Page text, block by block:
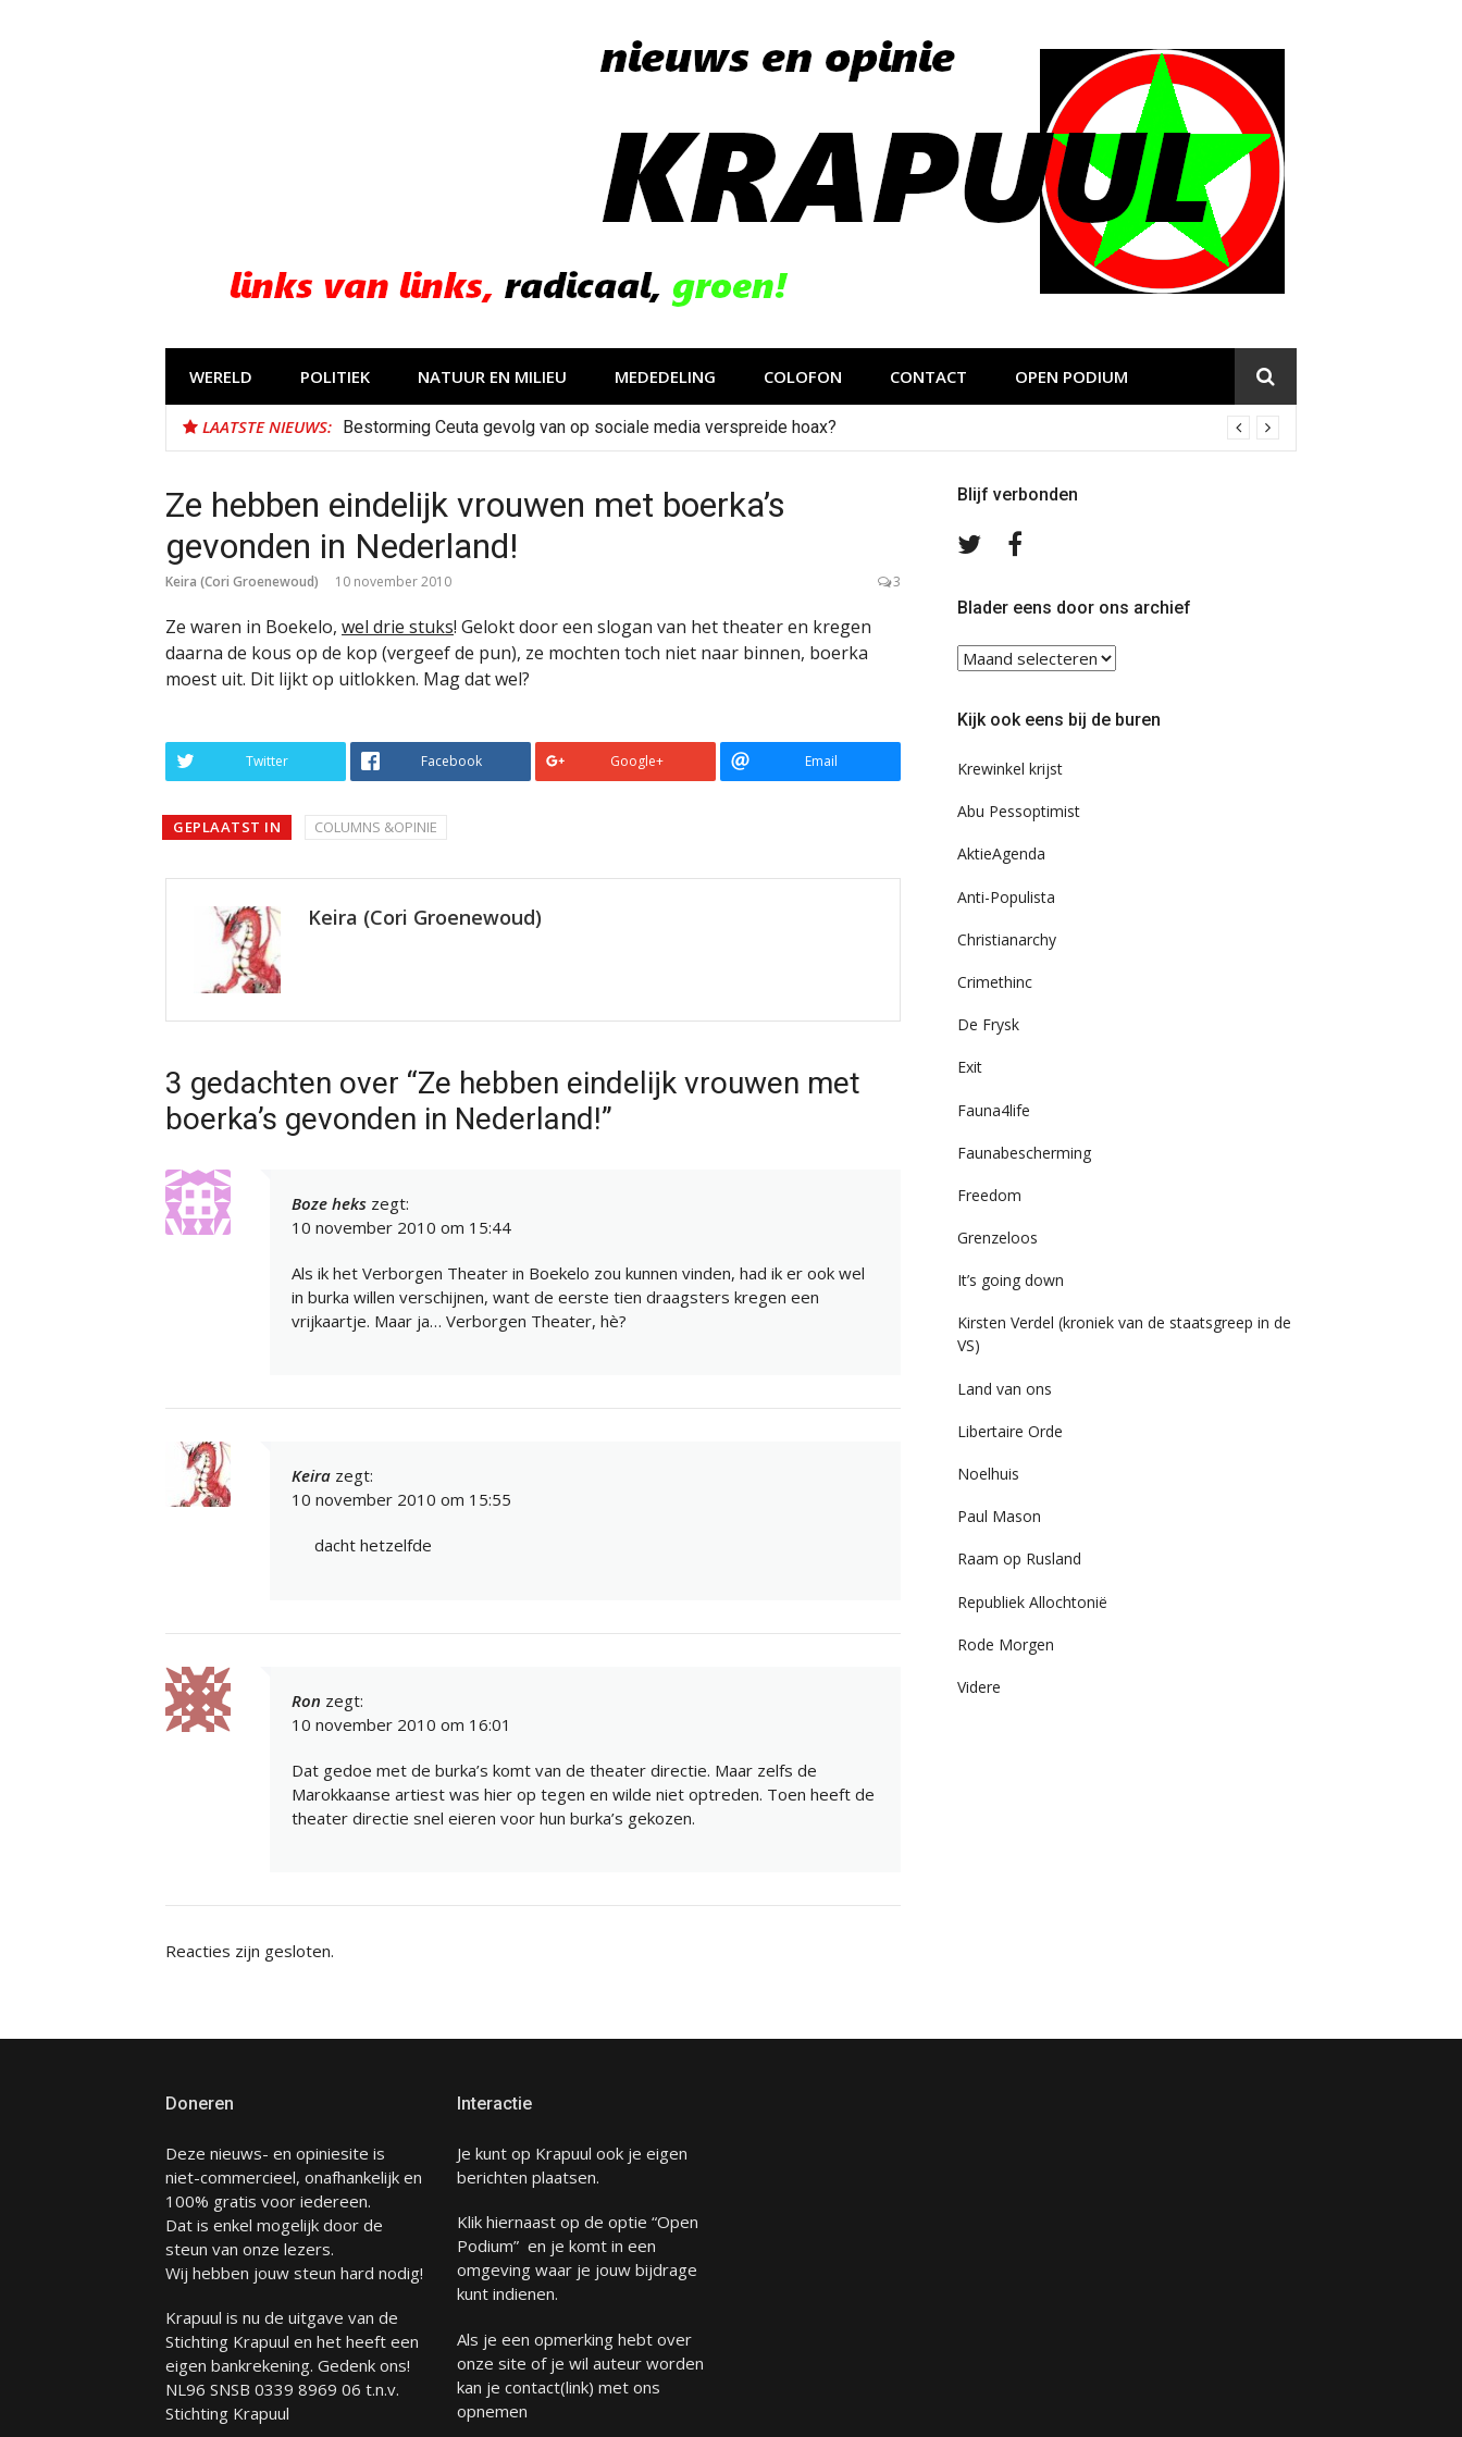
WERELD POLITIEK NATUUR EN MILIEU MEDEDELING COLOFON CONTACT OPEN PODIUM
LAATSTE NIEUWS: Bestorming Ceuta gevolg van op sociale media verspreide hoax?
Ze hebben eindelijk vrouwen met boerka’s
gevonden in Nederland!
Keira (Cori Groenewoud) 10 november 2010 3
Ze waren in Boekelo, wel drie stuks! Gelokt door een slogan van het theater en kregen
daarna de kous op de kop (vergeef de pun), ze mochten toch niet naar binnen, boerka
moest uit. Dit lijkt op uitlokken. Mag dat wel?
Twitter Facebook Google+ Email
GEPLAATST IN COLUMNS &OPINIE
Keira (Cori Groenewoud)
3 gedachten over “Ze hebben eindelijk vrouwen met
boerka’s gevonden in Nederland!”
Boze heks zegt:
10 november 2010 om 15:44
Als ik het Verborgen Theater in Boekelo zou kunnen vinden, had ik er ook wel
in burka willen verschijnen, want de eerste tien draagsters kregen een
vrijkaartje. Maar ja… Verborgen Theater, hè?
Keira zegt:
10 november 2010 om 15:55
dacht hetzelfde
Ron zegt:
10 november 2010 om 16:01
Dat gedoe met de burka’s komt van de theater directie. Maar zelfs de
Marokkaanse artiest was hier op tegen en wilde niet optreden. Toen heeft de
theater directie snel eieren voor hun burka’s gekozen.
Reacties zijn gesloten.
Blijf verbonden
Volg
TwitterFacebook
Blader eens door ons archief
Blader
eens
ons
Kijk ook eens bij de buren
Krewinkel krijst
Abu Pessoptimist
AktieAgenda
Anti-Populista
Christianarchy
Crimethinc
De Frysk
Exit
Fauna4life
Faunabescherming
Freedom
Grenzeloos
It’s going down
Kirsten Verdel (kroniek van de staatsgreep in de
VS)
Land van ons
Libertaire Orde
Noelhuis
Paul Mason
Raam op Rusland
Republiek Allochtonië
Rode Morgen
Videre
Doneren
Deze nieuws- en opiniesite is
niet-commercieel, onafhankelijk en
100% gratis voor iedereen.
Dat is enkel mogelijk door de
steun van onze lezers.
Wij hebben jouw steun hard nodig!
Krapuul is nu de uitgave van de
Stichting Krapuul en het heeft een
eigen bankrekening. Gedenk ons!
NL96 SNSB 0339 8969 06 t.n.v.
Stichting Krapuul
Interactie
Je kunt op Krapuul ook je eigen
berichten plaatsen.
Klik hiernaast op de optie “Open
Podium” en je komt in een
omgeving waar je jouw bijdrage
kunt indienen.
Als je een opmerking hebt over
onze site of je wil auteur worden
kan je contact(link) met ons
opnemen